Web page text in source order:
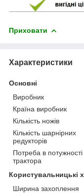
Приховати
Характеристики
Основні
Виробник
Країна виробник
Кількість ножів
Кількість шарнірних
редукторів
Потреба в потужності
трактора
Користувальницькі
Ширина захоплення